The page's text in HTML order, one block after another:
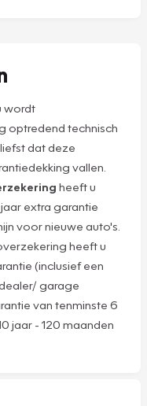
wordt
optredend technisch
dat deze
vallen.
heeft u
extra garantie
voor nieuwe auto's.
heeft u
(inclusief een
garage
van tenminste 6
jaar - 120 maanden